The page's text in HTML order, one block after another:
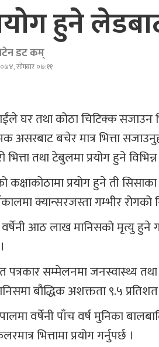
हुने
डट कम्
सोमबार ०७:११
घर तथा कोठा चिटिक्क सजाउन
असरबाट बचेर मात्र भित्ता
तथा टेबुलमा प्रयोग हुने विभिन्न
कक्षाकोठामा प्रयोग हुने ती
क्यान्सरजस्ता गम्भीर
आठ लाख मानिसको मृत्यु
सम्मेलनमा जनस्वास्थ्य तथा
बौद्धिक अशक्तता ९.५
वर्षेनी पाँच वर्ष मुनिका
भित्तामा प्रयोग गर्नुपर्छ ।